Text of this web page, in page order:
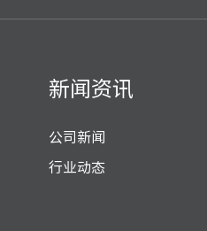
新闻资讯
公司新闻
行业动态